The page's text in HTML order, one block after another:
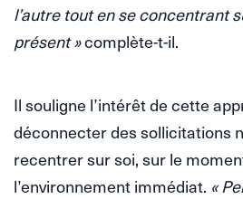
l’autre tout en se concentrant
présent »complète-t-il.
Il souligne l’intérêt de cette
déconnecter des sollicitations
recentrer sur soi, sur le
l’environnement immédiat. «